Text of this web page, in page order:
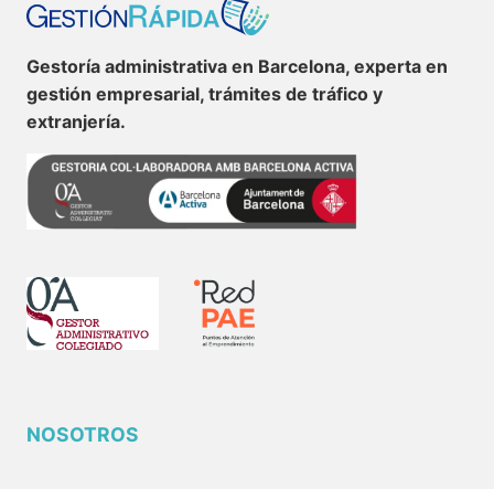
WEB
Gestoría administrativa en Barcelona, experta en
gestión empresarial, trámites de tráfico y
extranjería.
NOSOTROS